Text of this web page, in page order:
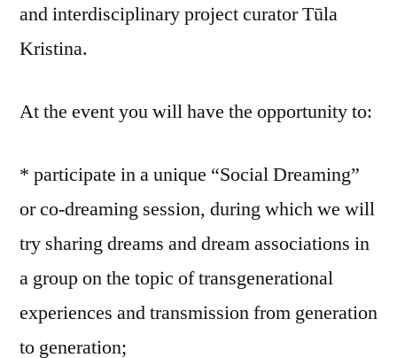
and interdisciplinary project curator Tūla
Kristina.
At the event you will have the opportunity to:
* participate in a unique “Social Dreaming”
or co-dreaming session, during which we will
try sharing dreams and dream associations in
a group on the topic of transgenerational
experiences and transmission from generation
to generation;